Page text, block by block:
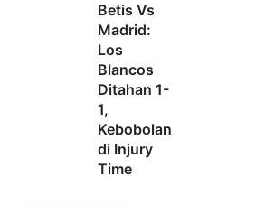
Betis Vs
Madrid:
Los
Blancos
Ditahan 1-
1,
Kebobolan
di Injury
Time